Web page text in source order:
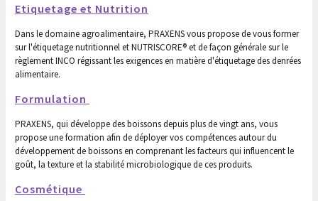
Etiquetage et Nutrition
Dans le domaine agroalimentaire, PRAXENS vous propose de vous former
sur l'étiquetage nutritionnel et NUTRISCORE® et de façon générale sur le
règlement INCO régissant les exigences en matière d'étiquetage des denrées
alimentaire.
Formulation
PRAXENS, qui développe des boissons depuis plus de vingt ans, vous
propose une formation afin de déployer vos compétences autour du
développement de boissons en comprenant les facteurs qui influencent le
goût, la texture et la stabilité microbiologique de ces produits.
Cosmétique